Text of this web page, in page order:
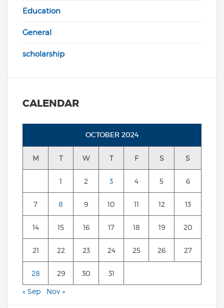
Education
General
scholarship
CALENDAR
OCTOBER 2024
M T W T F S S
1 2 3 4 5 6
7 8 9 10 11 12 13
14 15 16 17 18 19 20
21 22 23 24 25 26 27
28 29 30 31
« Sep Nov »